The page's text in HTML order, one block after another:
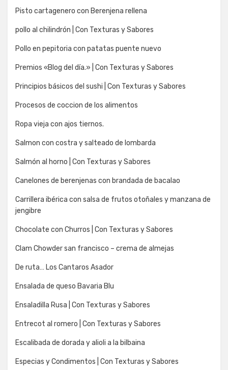
Pisto cartagenero con Berenjena rellena
pollo al chilindrón | Con Texturas y Sabores
Pollo en pepitoria con patatas puente nuevo
Premios «Blog del día.» | Con Texturas y Sabores
Principios básicos del sushi | Con Texturas y Sabores
Procesos de coccion de los alimentos
Ropa vieja con ajos tiernos.
Salmon con costra y salteado de lombarda
Salmón al horno | Con Texturas y Sabores
Canelones de berenjenas con brandada de bacalao
Carrillera ibérica con salsa de frutos otoñales y manzana de
jengibre
Chocolate con Churros | Con Texturas y Sabores
Clam Chowder san francisco – crema de almejas
De ruta… Los Cantaros Asador
Ensalada de queso Bavaria Blu
Ensaladilla Rusa | Con Texturas y Sabores
Entrecot al romero | Con Texturas y Sabores
Escalibada de dorada y alioli a la bilbaina
Especias y Condimentos | Con Texturas y Sabores